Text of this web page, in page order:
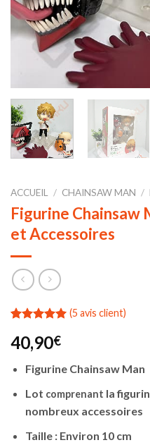
ACCUEIL / CHAINSAW MAN /
Figurine Chainsaw
et Accessoires
sur 5 basé
sur
notations
client
(5 avis client)
40,90€
Figurine Chainsaw Man
Lot comprenant la
nombreux accessoires
Taille : Environ 10 cm